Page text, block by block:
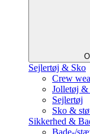
Sejlertøj & Sko
Crew
Jolletøj &
Sejlertøj
Sko &
Sikkerhed &
Bade-/